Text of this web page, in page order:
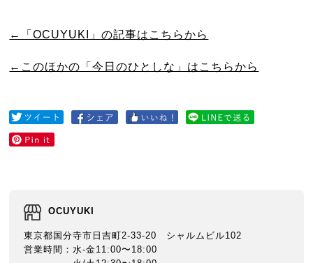
←「OCUYUKI」の記事はこちらから
←このほかの「今日のひとしな」はこちらから
OCUYUKI
東京都国分寺市日吉町2-33-20 シャルムビル102
営業時間：水-金11:00〜18:00